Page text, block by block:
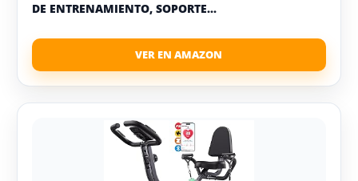
DE ENTRENAMIENTO, SOPORTE...